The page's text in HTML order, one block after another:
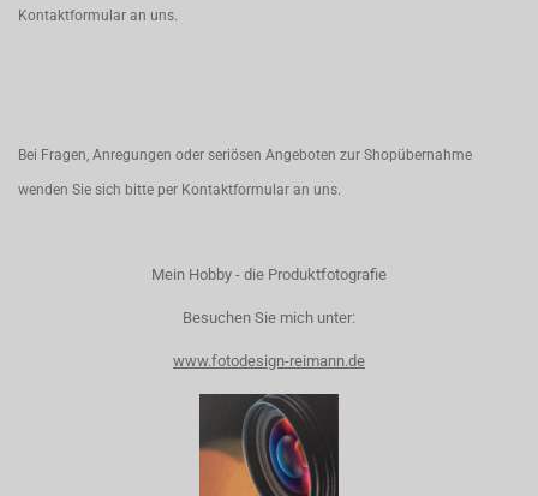
Kontaktformular an uns.
Bei Fragen, Anregungen oder seriösen Angeboten zur Shopübernahme
wenden Sie sich bitte per Kontaktformular an uns.
Mein Hobby - die Produktfotografie
Besuchen Sie mich unter:
www.fotodesign-reimann.de